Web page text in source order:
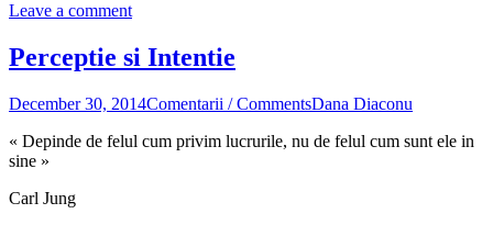
Leave a comment
Perceptie si Intentie
December 30, 2014Comentarii / CommentsDana Diaconu
« Depinde de felul cum privim lucrurile, nu de felul cum sunt ele in
sine »
Carl Jung